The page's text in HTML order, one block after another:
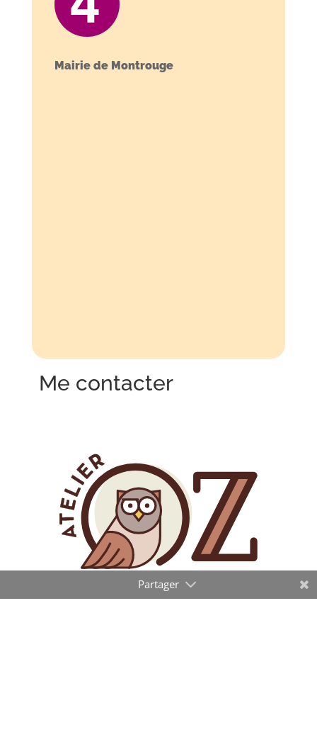
Mairie de Montrouge
Me contacter